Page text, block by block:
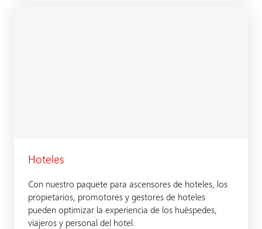
Hoteles
Con nuestro paquete para ascensores de hoteles, los
propietarios, promotores y gestores de hoteles
pueden optimizar la experiencia de los huéspedes,
viajeros y personal del hotel.